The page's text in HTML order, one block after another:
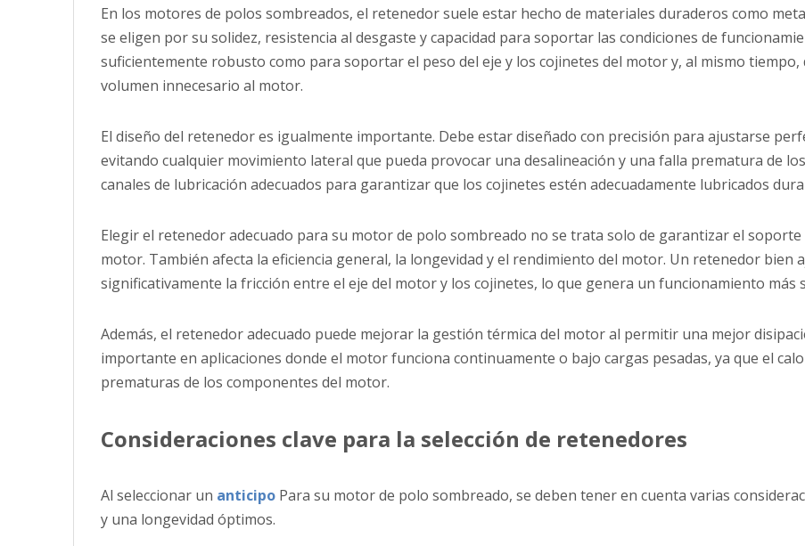
En los motores de polos sombreados, el retenedor suele estar hecho de materiales duraderos como
se eligen por su solidez, resistencia al desgaste y capacidad para soportar las condiciones de
suficientemente robusto como para soportar el peso del eje y los cojinetes del motor y, al mismo
volumen innecesario al motor.
El diseño del retenedor es igualmente importante. Debe estar diseñado con precisión para ajustarse
evitando cualquier movimiento lateral que pueda provocar una desalineación y una falla prematura de
canales de lubricación adecuados para garantizar que los cojinetes estén adecuadamente lubricados
Elegir el retenedor adecuado para su motor de polo sombreado no se trata solo de garantizar el soporte
motor. También afecta la eficiencia general, la longevidad y el rendimiento del motor. Un retenedor bien
significativamente la fricción entre el eje del motor y los cojinetes, lo que genera un funcionamiento más
Además, el retenedor adecuado puede mejorar la gestión térmica del motor al permitir una mejor
importante en aplicaciones donde el motor funciona continuamente o bajo cargas pesadas, ya que el
prematuras de los componentes del motor.
Consideraciones clave para la selección de retenedores
Al seleccionar un anticipo Para su motor de polo sombreado, se deben tener en cuenta varias
y una longevidad óptimos.